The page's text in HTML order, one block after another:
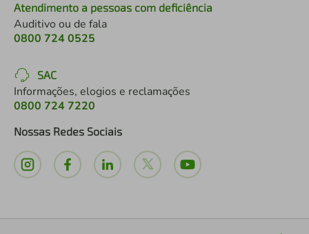
Atendimento a pessoas com deficiência
Auditivo ou de fala
0800 724 0525
SAC
Informações, elogios e reclamações
0800 724 7220
Nossas Redes Sociais